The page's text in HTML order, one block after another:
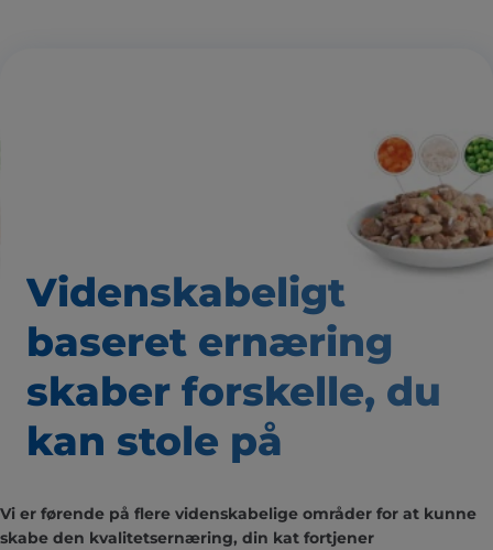
Videnskabeligt
baseret ernæring
skaber forskelle, du
kan stole på
Vi er førende på flere videnskabelige områder for at kunne
skabe den kvalitetsernæring, din kat fortjener